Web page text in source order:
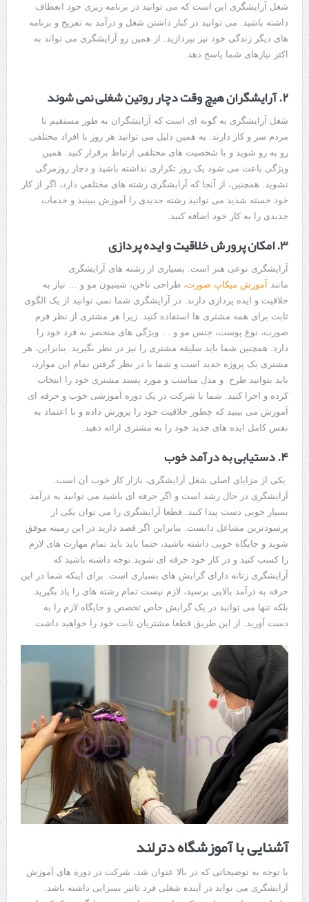
شغل آرایشگری این است که می توانید در برنامه ریزی خود انعطاف
داشته باشید. می توانید در کنار داشتن شغل و درآمد به تفریح و برنامه
های دیگر زندگی خود نیز بپردازید. از همین رو آرایشگری می تواند به
اکثر نیازهای شما پاسخ دهد.
۲. آرایشگران هیچ وقت دچار روتین شغلی نمی شوند
شغل آرایشگری به گونه ای است که آرایشگران به طور مستقیم با
مردم سر و کار دارند. به همین دلیل می توانید هر روز با افراد مختلفی
رو به رو شوید و با شخصیت های مختلفی ارتباط برقرار کنید. همین
ویژگی باعث می شود یک روز تکراری نداشته باشید و دچار روزمرگی
نشوید. همچنین، از آنجا که آرایشگری رشته های مختلفی دارد، اگر از کار
خود خسته شدید می توانید رشته جدیدی را آموزش ببینید و خدمات
جدیدی را به کار خود اضافه کنید.
۳. امکان پرورش خلاقیت و ایده پردازی
آرایشگری نوعی هنر است. بسیاری از رشته های آرایشگری
مانند
آموزش میکاپ صورت، طراحی ناخن، شینیون مو و … نیاز به
خلاقیت و ایده پردازی دارند. در آرایشگری شما نمی توانید از یک الگوی
ثابت برای همه مشتری ها استفاده کنید. زیرا هر مشتری از نظر فرم
صورت، نوع پوست، جنس مو و … ویژگی های منحصر به فرد خود را
دارد. همچنین شما باید سلیقه مشتری را نیز در نظر بگیرید. بنابراین، هر
مشتری یک پروژه جدید است و شما با در نظر گرفتن تمام این موارد،
باید بتوانید طرح و مدل مناسب و مورد پسند مشتری خود را انتخاب
کرده و اجرا کنید. شما با شرکت در یک دوره آموزشی خوب و حرفه ای
آموزش می بینید که چطور خلاقیت خود را پرورش داده و با اعتماد به
نفس کامل ایده های جدید خود را به مشتری ارائه دهید.
۴. دستیابی به درآمد خوب
یکی از مزایای اصلی شغل آرایشگری، بازار کار خوب آن است.
آرایشگری در حال رشد است و اگر حرفه ای باشید می توانید به درآمد
بسیار خوبی دست پیدا کنید. قطعا آرایشگری را می توان یکی از
پرسودترین مشاغل دانست. بنابراین اگر قصد دارید در این زمینه موفق
شوید و جایگاه خوبی داشته باشید، حتما باید باید تمام مهارت های لازم
را کسب کنید و در کار خود حرفه ای شوید.توجه داشته باشید که
آرایشگری زنانه دارای گرایش های بسیاری است. برای اینکه شما در این
حرفه به درآمد بالایی برسید، لازم نیست تمام رشته های را یاد بگیرید.
بلکه تنها می توانید در یک گرایش خاص تخصص و جایگاه لازم را به
دست آورید. از این طریق قطعا مشتریان ثابت خود را خواهید داشت.
آشنایی با آموزشگاه دترلند
با توجه به توضیحاتی که در بالا عنوان شد، شرکت در دوره های آموزش
آرایشگری می تواند در آینده شغلی فرد تاثیر بسزایی داشته باشد.